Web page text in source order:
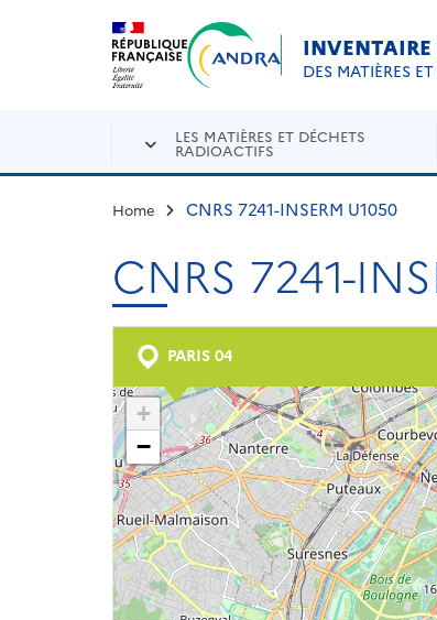
Aller au contenu principal
DES MATIÈRES
LES MATIÈRES ET DÉCHETS
RADIOACTIFS
Home CNRS 7241-INSERM U1050
CNRS 7241-
PARIS 04
+
−